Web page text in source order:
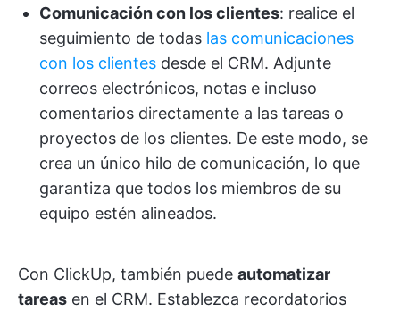
Comunicación con los clientes: realice el
seguimiento de todas las comunicaciones
con los clientes desde el CRM. Adjunte
correos electrónicos, notas e incluso
comentarios directamente a las tareas o
proyectos de los clientes. De este modo, se
crea un único hilo de comunicación, lo que
garantiza que todos los miembros de su
equipo estén alineados.
Con ClickUp, también puede automatizar
tareas en el CRM. Establezca recordatorios